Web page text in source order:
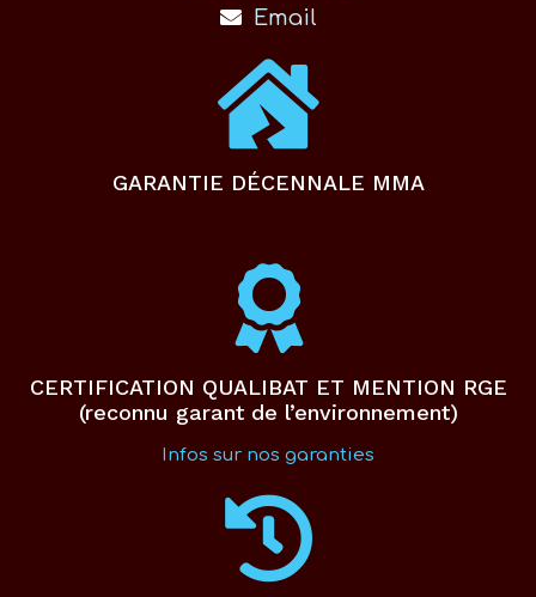
Email
GARANTIE DÉCENNALE MMA
CERTIFICATION QUALIBAT ET MENTION RGE
(reconnu garant de l’environnement)
Infos sur nos garanties